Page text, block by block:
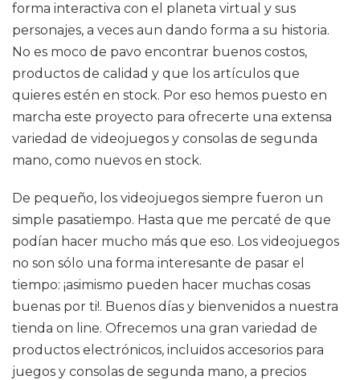
forma interactiva con el planeta virtual y sus
personajes, a veces aun dando forma a su historia.
No es moco de pavo encontrar buenos costos,
productos de calidad y que los artículos que
quieres estén en stock. Por eso hemos puesto en
marcha este proyecto para ofrecerte una extensa
variedad de videojuegos y consolas de segunda
mano, como nuevos en stock.
De pequeño, los videojuegos siempre fueron un
simple pasatiempo. Hasta que me percaté de que
podían hacer mucho más que eso. Los videojuegos
no son sólo una forma interesante de pasar el
tiempo: ¡asimismo pueden hacer muchas cosas
buenas por ti!. Buenos días y bienvenidos a nuestra
tienda on line. Ofrecemos una gran variedad de
productos electrónicos, incluidos accesorios para
juegos y consolas de segunda mano, a precios